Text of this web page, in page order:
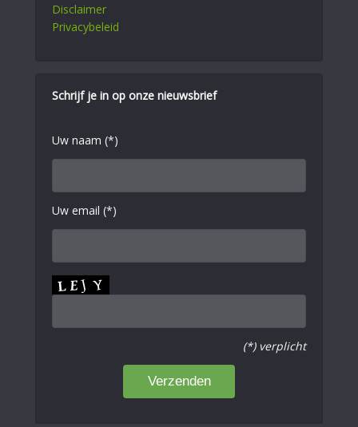
Disclaimer
Privacybeleid
Schrijf je in op onze nieuwsbrief
Uw naam (*)
Uw email (*)
(*) verplicht